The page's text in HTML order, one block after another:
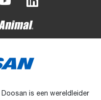
Doosan is een wereldleider